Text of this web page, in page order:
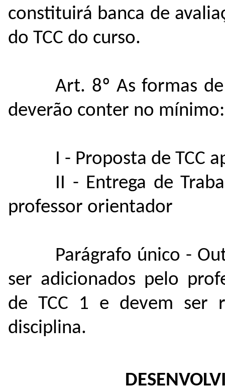
constituirá banca de
do TCC do curso.
Art. 8º As formas
deverão conter no mínimo:
I - Proposta de TCC
II - Entrega de
professor orientador​
Parágrafo único -
ser adicionados pelo
de TCC 1 e devem ser
disciplina.